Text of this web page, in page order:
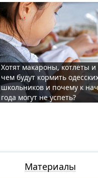
Хотят макароны, котлеты и
чем будут кормить
школьников и почему к
года могут не успеть?
Материалы